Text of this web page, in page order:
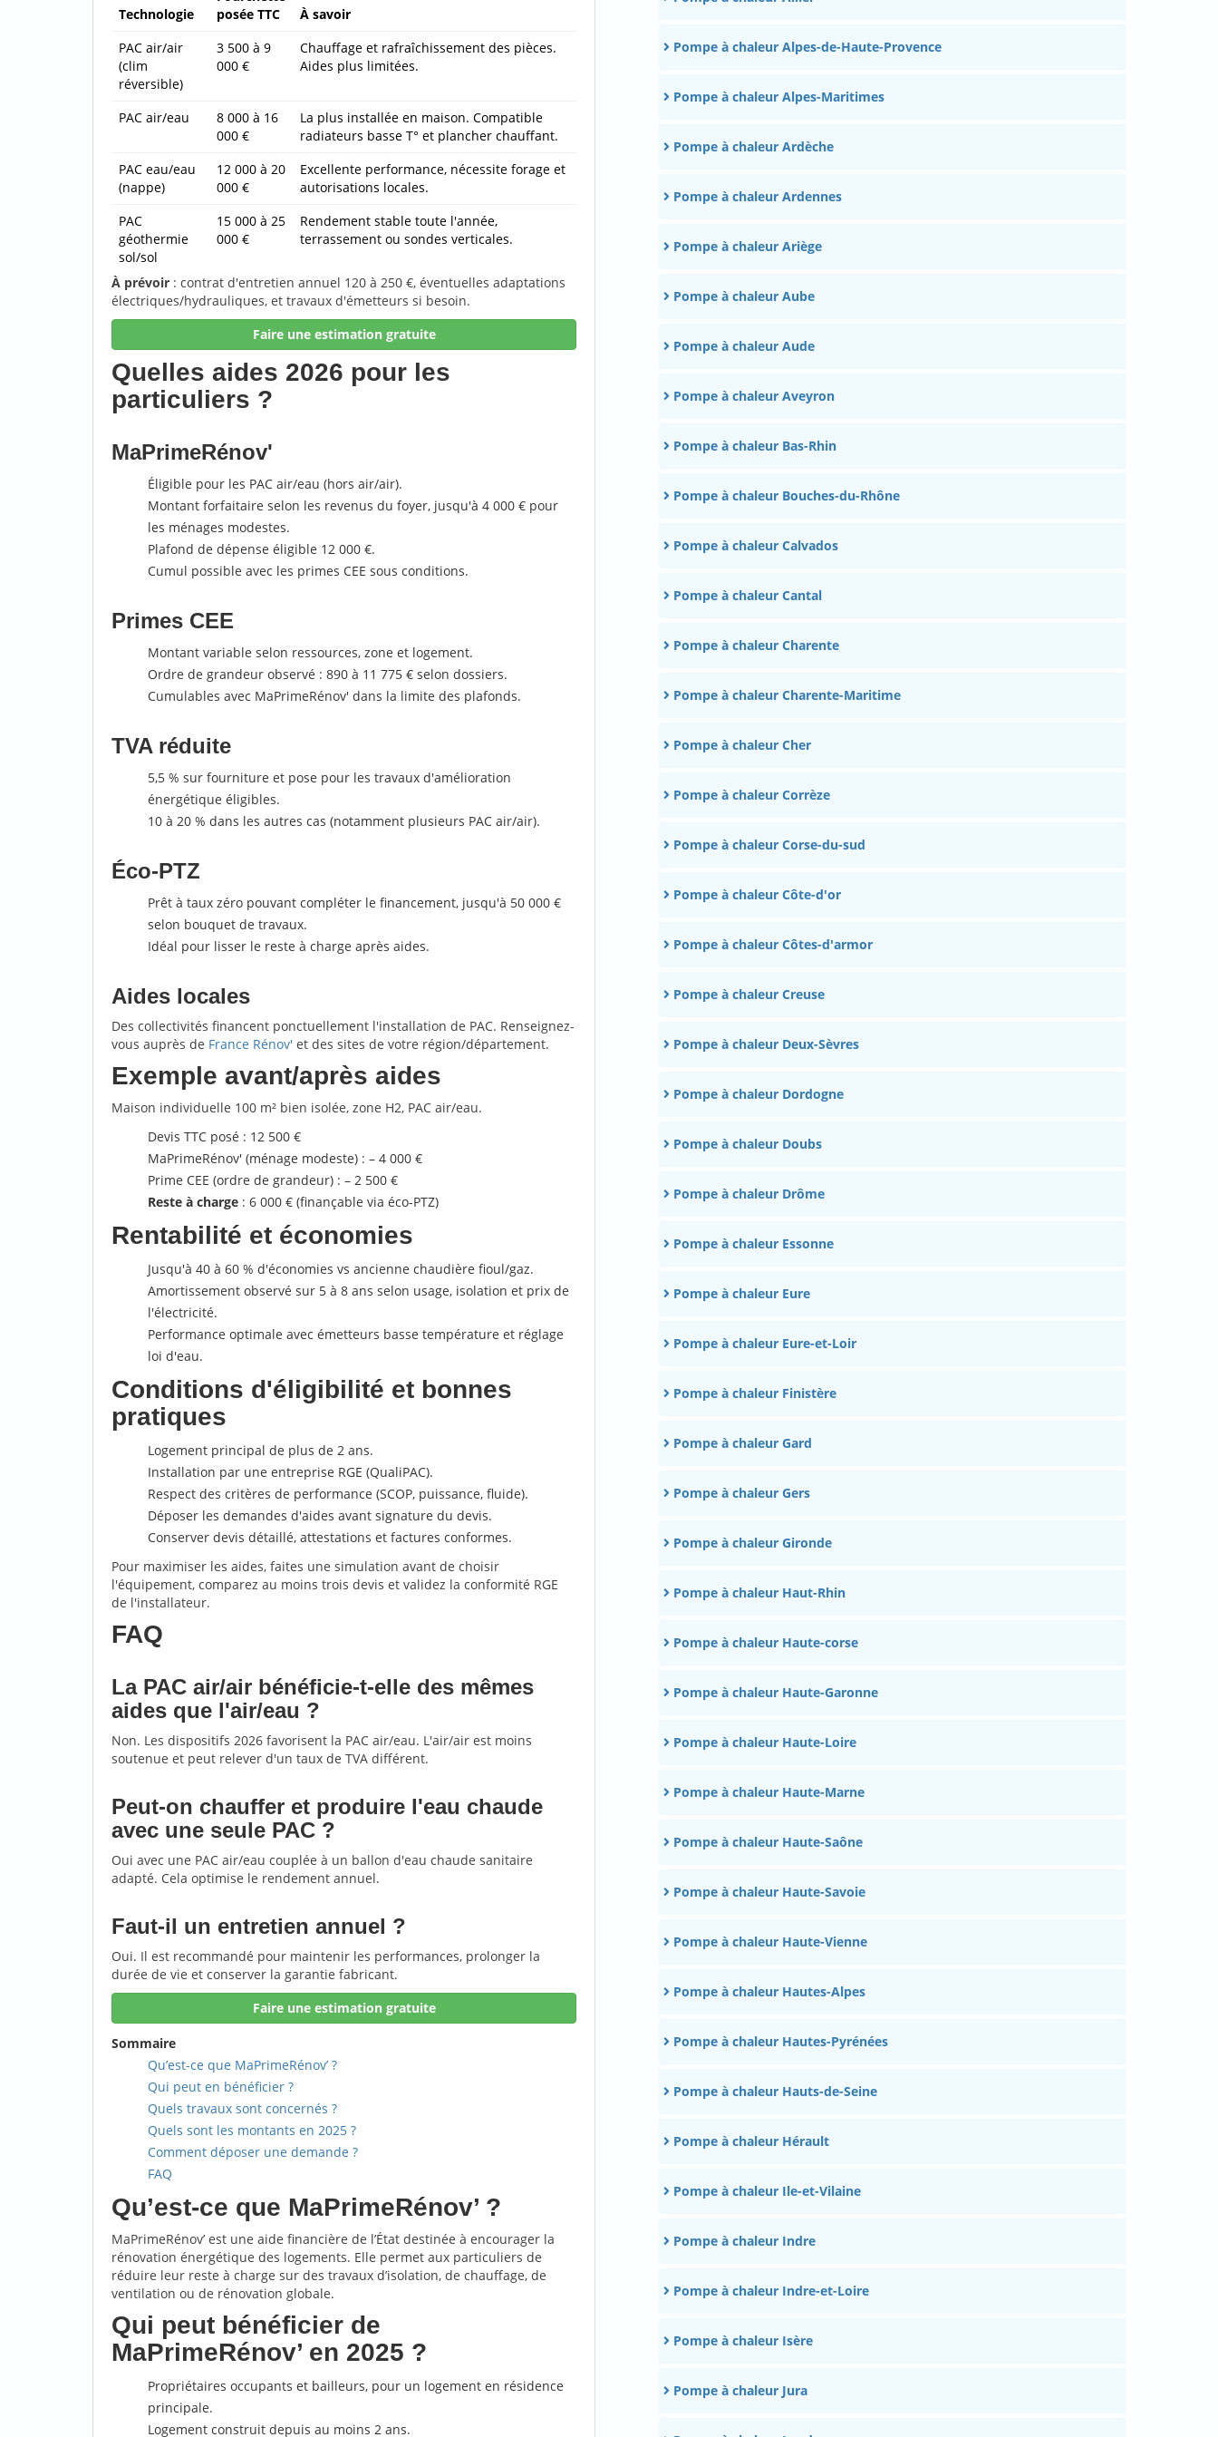
Technologie
posée TTC
À savoir
PAC air/air
(clim
réversible)
3 500 à 9
000 €
Chauffage et rafraîchissement des pièces.
Aides plus limitées.
PAC air/eau
8 000 à 16
000 €
La plus installée en maison. Compatible
radiateurs basse T° et plancher chauffant.
PAC eau/eau
(nappe)
12 000 à 20
000 €
Excellente performance, nécessite forage et
autorisations locales.
PAC
géothermie
sol/sol
15 000 à 25
000 €
Rendement stable toute l'année,
terrassement ou sondes verticales.
À prévoir : contrat d'entretien annuel 120 à 250 €, éventuelles adaptations
électriques/hydrauliques, et travaux d'émetteurs si besoin.
Faire une estimation gratuite
Quelles aides 2026 pour les
particuliers ?
MaPrimeRénov'
Éligible pour les PAC air/eau (hors air/air).
Montant forfaitaire selon les revenus du foyer, jusqu'à 4 000 € pour
les ménages modestes.
Plafond de dépense éligible 12 000 €.
Cumul possible avec les primes CEE sous conditions.
Primes CEE
Montant variable selon ressources, zone et logement.
Ordre de grandeur observé : 890 à 11 775 € selon dossiers.
Cumulables avec MaPrimeRénov' dans la limite des plafonds.
TVA réduite
5,5 % sur fourniture et pose pour les travaux d'amélioration
énergétique éligibles.
10 à 20 % dans les autres cas (notamment plusieurs PAC air/air).
Éco-PTZ
Prêt à taux zéro pouvant compléter le financement, jusqu'à 50 000 €
selon bouquet de travaux.
Idéal pour lisser le reste à charge après aides.
Aides locales
Des collectivités financent ponctuellement l'installation de PAC. Renseignez-
vous auprès de France Rénov' et des sites de votre région/département.
Exemple avant/après aides
Maison individuelle 100 m² bien isolée, zone H2, PAC air/eau.
Devis TTC posé : 12 500 €
MaPrimeRénov' (ménage modeste) : – 4 000 €
Prime CEE (ordre de grandeur) : – 2 500 €
Reste à charge : 6 000 € (finançable via éco-PTZ)
Rentabilité et économies
Jusqu'à 40 à 60 % d'économies vs ancienne chaudière fioul/gaz.
Amortissement observé sur 5 à 8 ans selon usage, isolation et prix de
l'électricité.
Performance optimale avec émetteurs basse température et réglage
loi d'eau.
Conditions d'éligibilité et bonnes
pratiques
Logement principal de plus de 2 ans.
Installation par une entreprise RGE (QualiPAC).
Respect des critères de performance (SCOP, puissance, fluide).
Déposer les demandes d'aides avant signature du devis.
Conserver devis détaillé, attestations et factures conformes.
Pour maximiser les aides, faites une simulation avant de choisir
l'équipement, comparez au moins trois devis et validez la conformité RGE
de l'installateur.
FAQ
La PAC air/air bénéficie-t-elle des mêmes
aides que l'air/eau ?
Non. Les dispositifs 2026 favorisent la PAC air/eau. L'air/air est moins
soutenue et peut relever d'un taux de TVA différent.
Peut-on chauffer et produire l'eau chaude
avec une seule PAC ?
Oui avec une PAC air/eau couplée à un ballon d'eau chaude sanitaire
adapté. Cela optimise le rendement annuel.
Faut-il un entretien annuel ?
Oui. Il est recommandé pour maintenir les performances, prolonger la
durée de vie et conserver la garantie fabricant.
Faire une estimation gratuite
Sommaire
Qu’est-ce que MaPrimeRénov’ ?
Qui peut en bénéficier ?
Quels travaux sont concernés ?
Quels sont les montants en 2025 ?
Comment déposer une demande ?
FAQ
Qu’est-ce que MaPrimeRénov’ ?
MaPrimeRénov’ est une aide financière de l’État destinée à encourager la
rénovation énergétique des logements. Elle permet aux particuliers de
réduire leur reste à charge sur des travaux d’isolation, de chauffage, de
ventilation ou de rénovation globale.
Qui peut bénéficier de
MaPrimeRénov’ en 2025 ?
Propriétaires occupants et bailleurs, pour un logement en résidence
principale.
Logement construit depuis au moins 2 ans.
Pompe à chaleur Alpes-de-Haute-Provence
Pompe à chaleur Alpes-Maritimes
Pompe à chaleur Ardèche
Pompe à chaleur Ardennes
Pompe à chaleur Ariège
Pompe à chaleur Aube
Pompe à chaleur Aude
Pompe à chaleur Aveyron
Pompe à chaleur Bas-Rhin
Pompe à chaleur Bouches-du-Rhône
Pompe à chaleur Calvados
Pompe à chaleur Cantal
Pompe à chaleur Charente
Pompe à chaleur Charente-Maritime
Pompe à chaleur Cher
Pompe à chaleur Corrèze
Pompe à chaleur Corse-du-sud
Pompe à chaleur Côte-d'or
Pompe à chaleur Côtes-d'armor
Pompe à chaleur Creuse
Pompe à chaleur Deux-Sèvres
Pompe à chaleur Dordogne
Pompe à chaleur Doubs
Pompe à chaleur Drôme
Pompe à chaleur Essonne
Pompe à chaleur Eure
Pompe à chaleur Eure-et-Loir
Pompe à chaleur Finistère
Pompe à chaleur Gard
Pompe à chaleur Gers
Pompe à chaleur Gironde
Pompe à chaleur Haut-Rhin
Pompe à chaleur Haute-corse
Pompe à chaleur Haute-Garonne
Pompe à chaleur Haute-Loire
Pompe à chaleur Haute-Marne
Pompe à chaleur Haute-Saône
Pompe à chaleur Haute-Savoie
Pompe à chaleur Haute-Vienne
Pompe à chaleur Hautes-Alpes
Pompe à chaleur Hautes-Pyrénées
Pompe à chaleur Hauts-de-Seine
Pompe à chaleur Hérault
Pompe à chaleur Ile-et-Vilaine
Pompe à chaleur Indre
Pompe à chaleur Indre-et-Loire
Pompe à chaleur Isère
Pompe à chaleur Jura